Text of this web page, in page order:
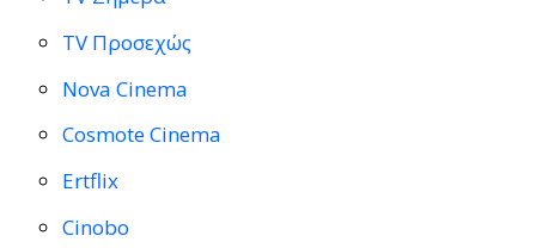
TV Προσεχώς
Nova Cinema
Cosmote Cinema
Ertflix
Cinobo